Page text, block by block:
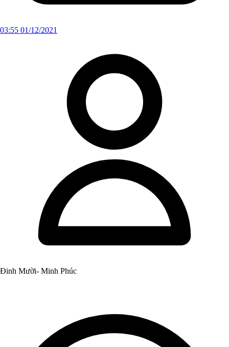
03:55 01/12/2021
Đinh Mười- Minh Phúc